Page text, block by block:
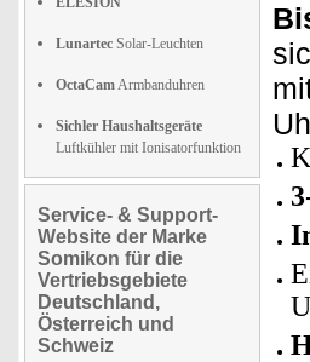
Lunartec Solar-Leuchten
OctaCamArmbanduhren
Sichler Haushaltsgeräte
Luftkühler mit Ionisatorfunktion
Service- & Support-
Website der Marke
Somikon für die
Vertriebsgebiete
Deutschland,
Österreich und
Schweiz